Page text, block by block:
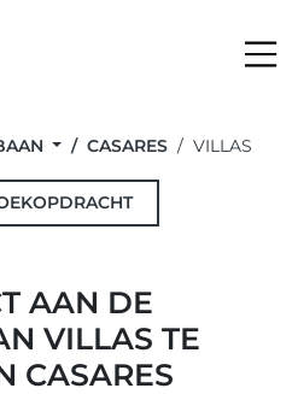
CASARES VILLAS
AAN DE
VILLAS TE
CASARES